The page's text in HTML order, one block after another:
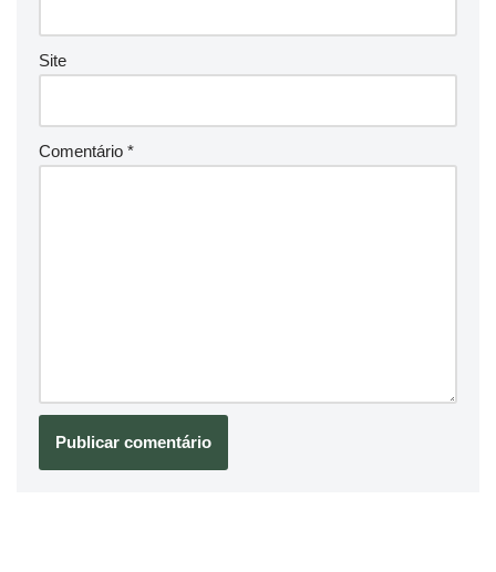
Site
Comentário *